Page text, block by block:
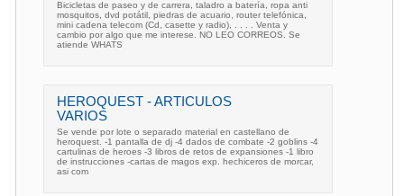
Bicicletas de paseo y de carrera, taladro a batería, ropa anti
mosquitos, dvd potátil, piedras de acuario, router telefónica,
mini cadena telecom (Cd, casette y radio), . . . . Venta y
cambio por algo que me interese. NO LEO CORREOS. Se
atiende WHATS
HEROQUEST - ARTICULOS
VARIOS
Se vende por lote o separado material en castellano de
heroquest. -1 pantalla de dj -4 dados de combate -2 goblins -4
cartulinas de heroes -3 libros de retos de expansiones -1 libro
de instrucciones -cartas de magos exp. hechiceros de morcar,
asi com